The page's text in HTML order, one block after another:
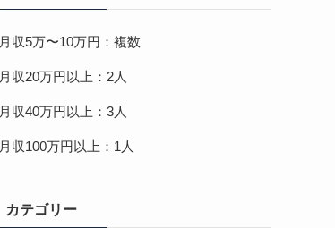
月収5万〜10万円：複数
月収20万円以上：2人
月収40万円以上：3人
月収100万円以上：1人
カテゴリー